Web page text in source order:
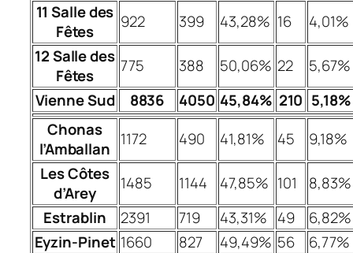
11 Salle des
Fêtes
922 399 43,28% 16
4,01%
12 Salle des
Fêtes
775 388 50,06% 22
5,67%
Vienne Sud
8836 4050 45,84% 210 5,18%
Chonas
l’Amballan 1172 490 41,81% 45
9,18%
Les Côtes
d’Arey
1485 1144 47,85% 101
8,83%
Estrablin
2391 719 43,31% 49
6,82%
Eyzin-Pinet 1660 827 49,49% 56
6,77%